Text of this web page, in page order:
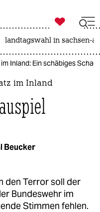

taz zahl ich
landtagswahl in sachsen-
Inland: Ein schäbiges
im Inland
Beucker
den Terror soll der
Bundeswehr im
Stimmen fehlen.